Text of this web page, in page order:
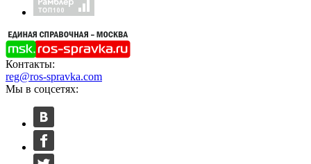
Контакты:
reg@ros-spravka.com
Мы в соцсетях: